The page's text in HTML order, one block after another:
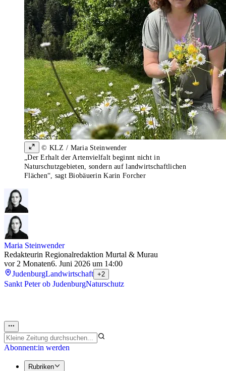
© KLZ / Maria Steinwender
„Der Erhalt der Artenvielfalt beginnt nicht in
Naturschutzgebieten, sondern auf landwirtschaftlichen
Flächen“, sagt Biobäuerin Karin Forcher
Maria Steinwender
Redakteurin Regionalredaktion Murtal & Murau
vor 2 Monaten6. Juni 2026 um 14:00
JudenburgLandwirtschaft +2
Sankt Peter ob JudenburgNaturschutz
Abonnent:in werden
Rubriken